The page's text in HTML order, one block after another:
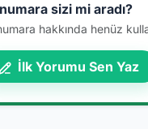
sizi mi aradı?
hakkında henüz
İlk Yorumu Sen Yaz